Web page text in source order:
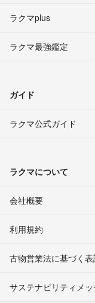
ラクマplus
ラクマ最強鑑定
ガイド
ラクマ公式ガイド
ラクマについて
会社概要
利用規約
古物営業法に基づく
サステナビリティメ